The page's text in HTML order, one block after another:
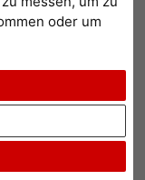
oder um